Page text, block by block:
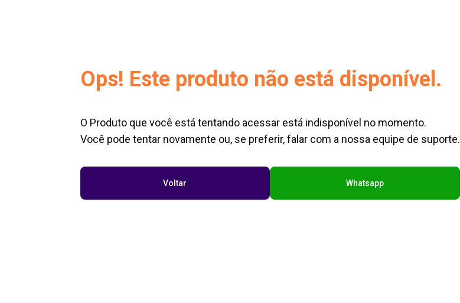
Ops! Este produto não está disponível.
O Produto que você está tentando acessar está indisponível no momento.
Você pode tentar novamente ou, se preferir, falar com a nossa equipe de suporte.
Voltar Whatsapp